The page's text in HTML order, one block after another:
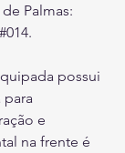
Palmas:
#014.
possui
para
e
na frente é